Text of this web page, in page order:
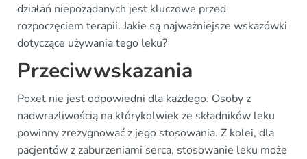
działań niepożądanych jest kluczowe przed
rozpoczęciem terapii. Jakie są najważniejsze wskazówki
dotyczące używania tego leku?
Przeciwwskazania
Poxet nie jest odpowiedni dla każdego. Osoby z
nadwrażliwością na którykolwiek ze składników leku
powinny zrezygnować z jego stosowania. Z kolei, dla
pacjentów z zaburzeniami serca, stosowanie leku może